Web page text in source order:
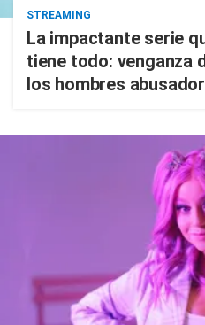
STREAMING
La impactante serie
tiene todo: venganza
los hombres